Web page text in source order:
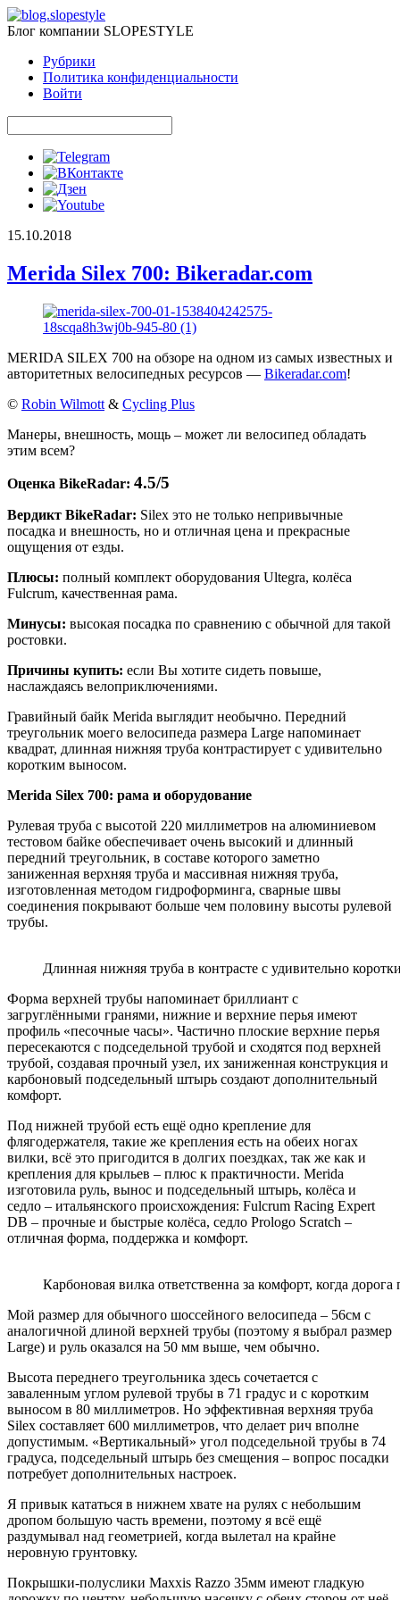
Блог компании SLOPESTYLE
Рубрики
Политика конфиденциальности
Войти
15.10.2018
Merida Silex 700: Bikeradar.com
MERIDA SILEX 700 на обзоре на одном из самых известных и
авторитетных велосипедных ресурсов — Bikeradar.com!
© Robin Wilmott & Cycling Plus
Манеры, внешность, мощь – может ли велосипед обладать
этим всем?
Оценка BikeRadar: 4.5/5
Вердикт BikeRadar: Silex это не только непривычные
посадка и внешность, но и отличная цена и прекрасные
ощущения от езды.
Плюсы: полный комплект оборудования Ultegra, колёса
Fulcrum, качественная рама.
Минусы: высокая посадка по сравнению с обычной для такой
ростовки.
Причины купить: если Вы хотите сидеть повыше,
наслаждаясь велоприключениями.
Гравийный байк Merida выглядит необычно. Передний
треугольник моего велосипеда размера Large напоминает
квадрат, длинная нижняя труба контрастирует с удивительно
коротким выносом.
Merida Silex 700: рама и оборудование
Рулевая труба с высотой 220 миллиметров на алюминиевом
тестовом байке обеспечивает очень высокий и длинный
передний треугольник, в составе которого заметно
заниженная верхняя труба и массивная нижняя труба,
изготовленная методом гидроформинга, сварные швы
соединения покрывают больше чем половину высоты рулевой
трубы.
Длинная нижняя труба в контрасте с удивительно
Форма верхней трубы напоминает бриллиант с
загруглёнными гранями, нижние и верхние перья имеют
профиль «песочные часы». Частично плоские верхние перья
пересекаются с подседельной трубой и сходятся под верхней
трубой, создавая прочный узел, их заниженная конструкция и
карбоновый подседельный штырь создают дополнительный
комфорт.
Под нижней трубой есть ещё одно крепление для
флягодержателя, такие же крепления есть на обеих ногах
вилки, всё это пригодится в долгих поездках, так же как и
крепления для крыльев – плюс к практичности. Merida
изготовила руль, вынос и подседельный штырь, колёса и
седло – итальянского происхождения: Fulcrum Racing Expert
DB – прочные и быстрые колёса, седло Prologo Scratch –
отличная форма, поддержка и комфорт.
Карбоновая вилка ответственна за комфорт, когда дорога
Мой размер для обычного шоссейного велосипеда – 56см с
аналогичной длиной верхней трубы (поэтому я выбрал размер
Large) и руль оказался на 50 мм выше, чем обычно.
Высота переднего треугольника здесь сочетается с
заваленным углом рулевой трубы в 71 градус и с коротким
выносом в 80 миллиметров. Но эффективная верхняя труба
Silex составляет 600 миллиметров, что делает рич вполне
допустимым. «Вертикальный» угол подседельной трубы в 74
градуса, подседельный штырь без смещения – вопрос посадки
потребует дополнительных настроек.
Я привык кататься в нижнем хвате на рулях с небольшим
дропом большую часть времени, поэтому я всё ещё
раздумывал над геометрией, когда вылетал на крайне
неровную грунтовку.
Покрышки-полуслики Maxxis Razzo 35мм имеют гладкую